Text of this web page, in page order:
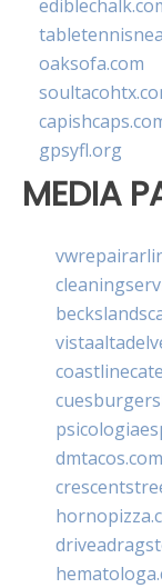
oaksofa.com
gpsyfl.org
MEDIA
dmtacos.com